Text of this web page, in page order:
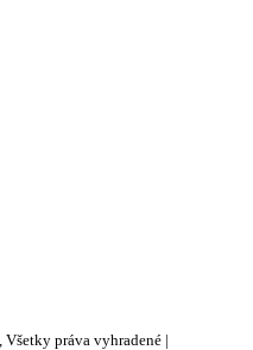
Všetky práva vyhradené |